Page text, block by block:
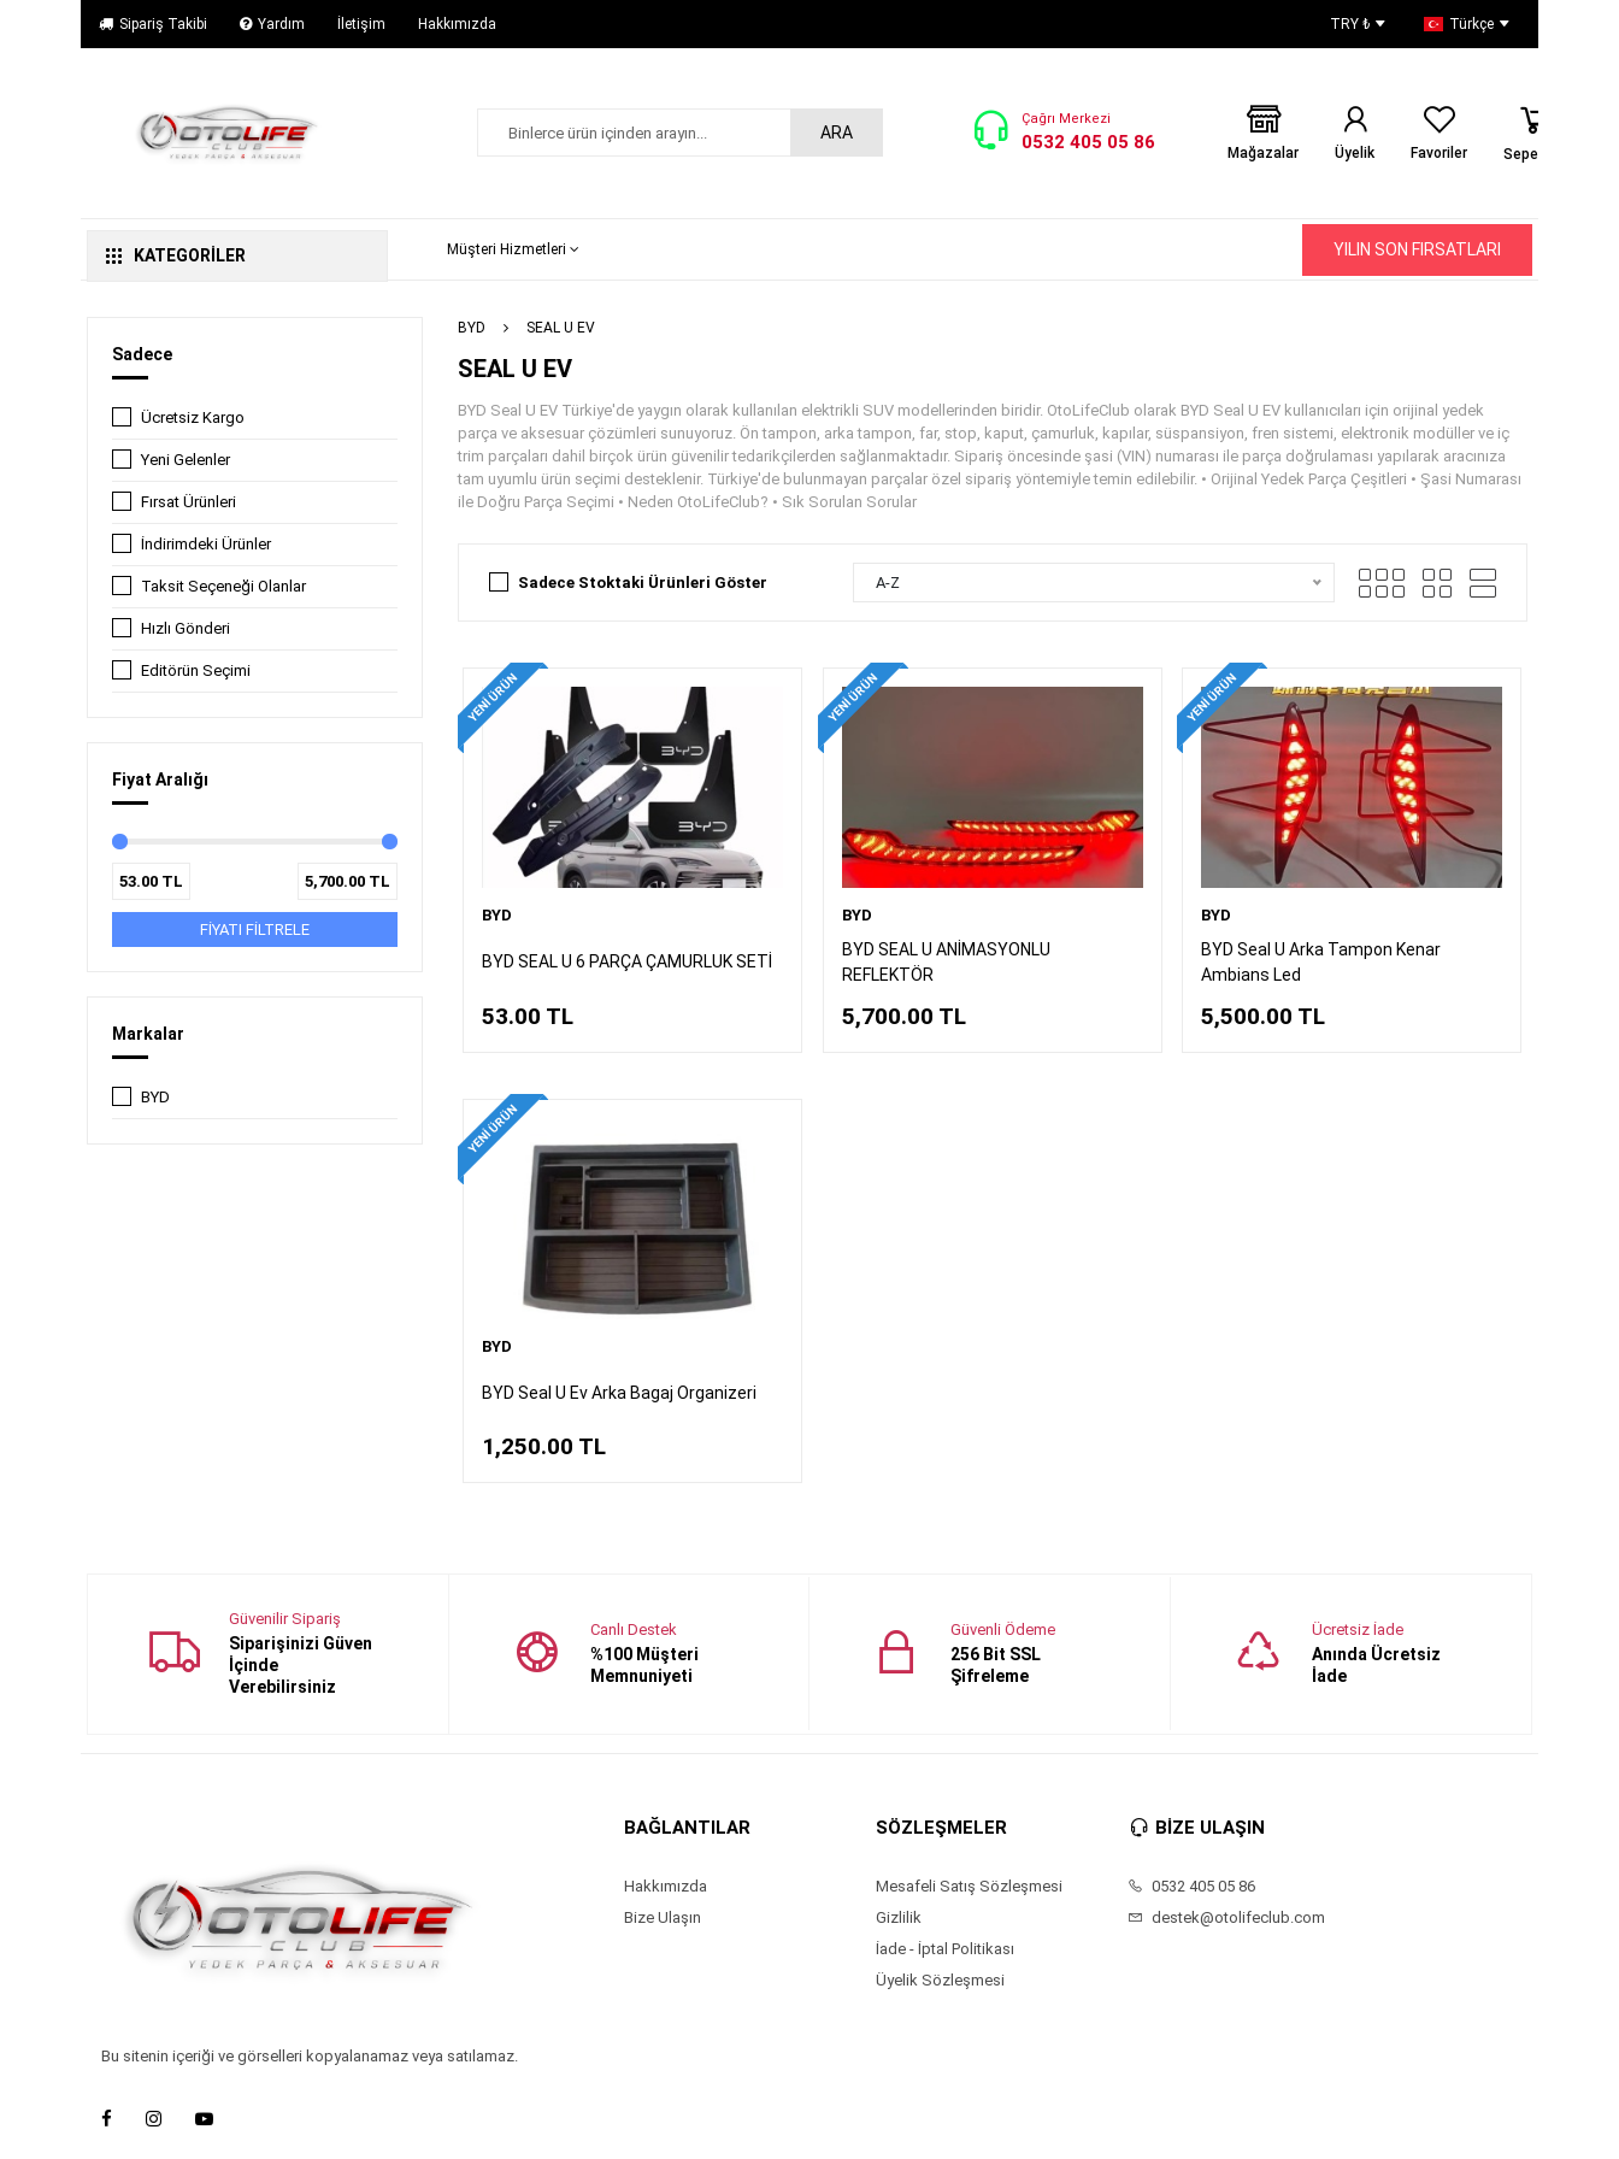
Sipariş Takibi Yardım İletişim Hakkımızda TRY ₺ Türkçe
ARA
Çağrı Merkezi
0532 405 05 86 Mağazalar Üyelik Favoriler Sepetiniz
KATEGORİLER Müşteri Hizmetleri YILIN SON FIRSATLARI
Sadece
Ücretsiz Kargo
Yeni Gelenler
Fırsat Ürünleri
İndirimdeki Ürünler
Taksit Seçeneği Olanlar
Hızlı Gönderi
Editörün Seçimi
Fiyat Aralığı
53.00 TL 5,700.00 TL
FİYATI FİLTRELE
Markalar
BYD
BYD SEAL U EV
SEAL U EV
BYD Seal U EV Türkiye'de yaygın olarak kullanılan elektrikli SUV modellerinden biridir. OtoLifeClub olarak BYD Seal U EV kullanıcıları için orijinal yedek
parça ve aksesuar çözümleri sunuyoruz. Ön tampon, arka tampon, far, stop, kaput, çamurluk, kapılar, süspansiyon, fren sistemi, elektronik modüller ve iç
trim parçaları dahil birçok ürün güvenilir tedarikçilerden sağlanmaktadır. Sipariş öncesinde şasi (VIN) numarası ile parça doğrulaması yapılarak aracınıza
tam uyumlu ürün seçimi desteklenir. Türkiye'de bulunmayan parçalar özel sipariş yöntemiyle temin edilebilir. • Orijinal Yedek Parça Çeşitleri • Şasi Numarası
ile Doğru Parça Seçimi • Neden OtoLifeClub? • Sık Sorulan Sorular
Sadece Stoktaki Ürünleri Göster A-Z
YENI ÜRÜN
BYD
BYD SEAL U 6 PARÇA ÇAMURLUK SETİ
53.00 TL
YENI ÜRÜN
BYD
BYD SEAL U ANİMASYONLU
REFLEKTÖR
5,700.00 TL
YENI ÜRÜN
BYD
BYD Seal U Arka Tampon Kenar
Ambians Led
5,500.00 TL
YENI ÜRÜN
BYD
BYD Seal U Ev Arka Bagaj Organizeri
1,250.00 TL
Güvenilir Sipariş
Siparişinizi Güven
İçinde
Verebilirsiniz
Canlı Destek
%100 Müşteri
Memnuniyeti
Güvenli Ödeme
256 Bit SSL
Şifreleme
Ücretsiz İade
Anında Ücretsiz
İade
Bu sitenin içeriği ve görselleri kopyalanamaz veya satılamaz.
BAĞLANTILAR
Hakkımızda
Bize Ulaşın
SÖZLEŞMELER
Mesafeli Satış Sözleşmesi
Gizlilik
İade - İptal Politikası
Üyelik Sözleşmesi
BİZE ULAŞIN
0532 405 05 86
destek@otolifeclub.com